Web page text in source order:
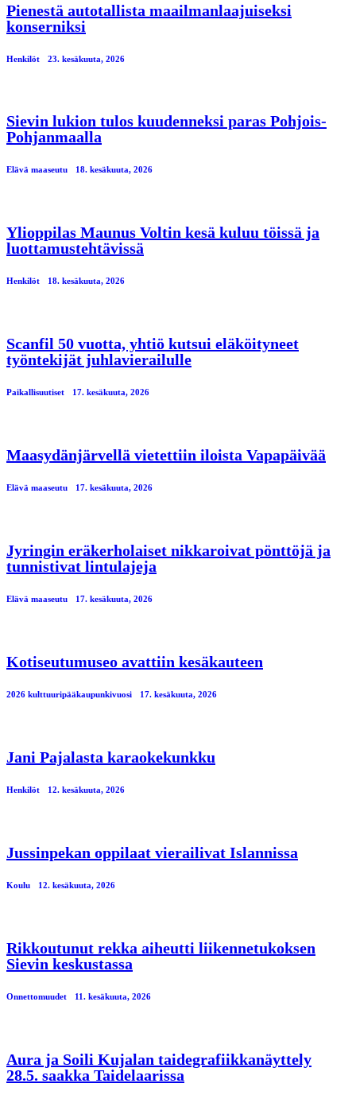
Pienestä autotallista maailmanlaajuiseksi
konserniksi
Henkilöt 23. kesäkuuta, 2026
Sievin lukion tulos kuudenneksi paras Pohjois-
Pohjanmaalla
Elävä maaseutu 18. kesäkuuta, 2026
Ylioppilas Maunus Voltin kesä kuluu töissä ja
luottamustehtävissä
Henkilöt 18. kesäkuuta, 2026
Scanfil 50 vuotta, yhtiö kutsui eläköityneet
työntekijät juhlavierailulle
Paikallisuutiset 17. kesäkuuta, 2026
Maasydänjärvellä vietettiin iloista Vapapäivää
Elävä maaseutu 17. kesäkuuta, 2026
Jyringin eräkerholaiset nikkaroivat pönttöjä ja
tunnistivat lintulajeja
Elävä maaseutu 17. kesäkuuta, 2026
Kotiseutumuseo avattiin kesäkauteen
2026 kulttuuripääkaupunkivuosi 17. kesäkuuta, 2026
Jani Pajalasta karaokekunkku
Henkilöt 12. kesäkuuta, 2026
Jussinpekan oppilaat vierailivat Islannissa
Koulu 12. kesäkuuta, 2026
Rikkoutunut rekka aiheutti liikennetukoksen
Sievin keskustassa
Onnettomuudet 11. kesäkuuta, 2026
Aura ja Soili Kujalan taidegrafiikkanäyttely
28.5. saakka Taidelaarissa